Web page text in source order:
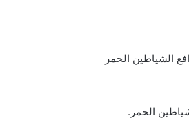
الشياطين الحمر
الحمر.